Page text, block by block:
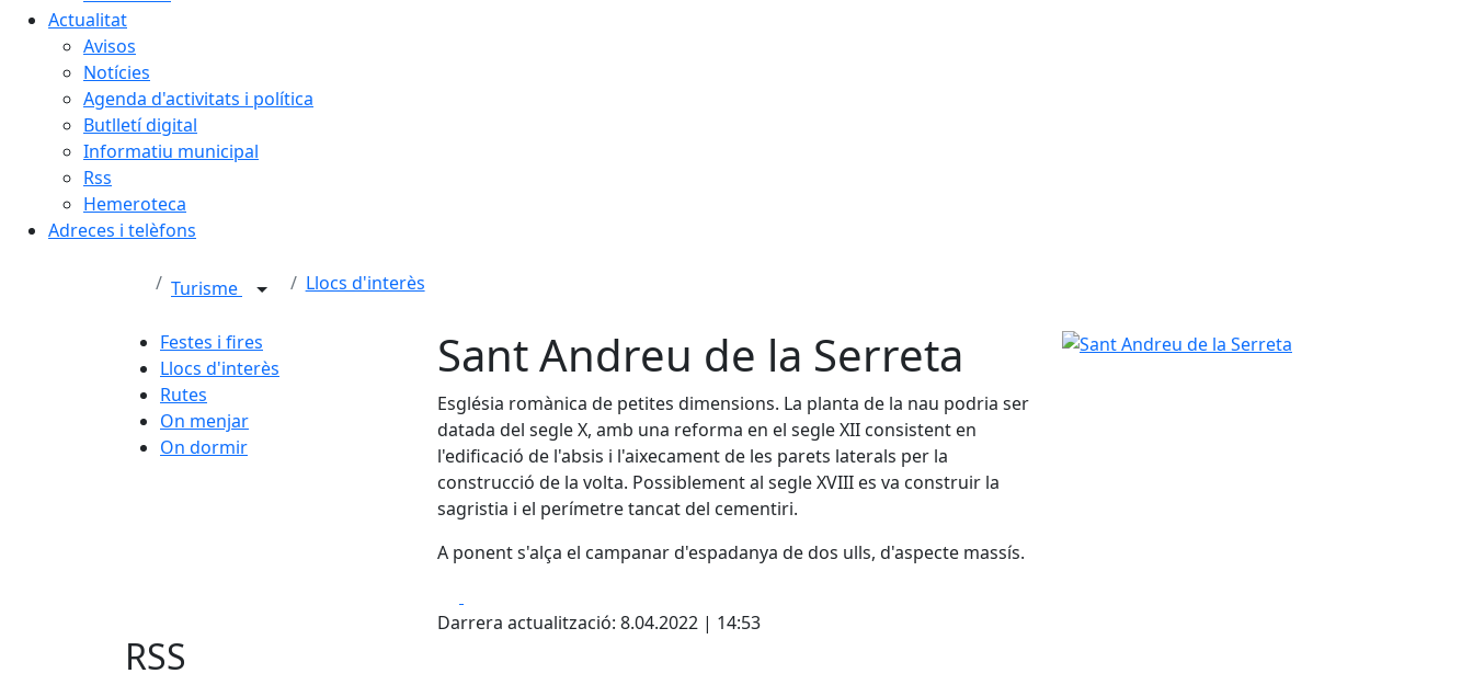
Actualitat
Avisos
Notícies
Agenda d'activitats i política
Butlletí digital
Informatiu municipal
Rss
Hemeroteca
Adreces i telèfons
Turisme Llocs d'interès
Festes i fires
Llocs d'interès
Rutes
On menjar
On dormir
Sant Andreu de la Serreta
Església romànica de petites dimensions. La planta de la nau podria ser
datada del segle X, amb una reforma en el segle XII consistent en
l'edificació de l'absis i l'aixecament de les parets laterals per la
construcció de la volta. Possiblement al segle XVIII es va construir la
sagristia i el perímetre tancat del cementiri.
A ponent s'alça el campanar d'espadanya de dos ulls, d'aspecte massís.
Darrera actualització: 8.04.2022 | 14:53
Sant Andreu de la Serreta
RSS